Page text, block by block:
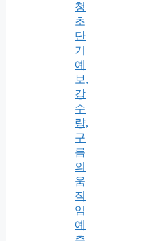
청
초
단
기
예
보,
강
수
량,
구
름
의
움
직
임
예